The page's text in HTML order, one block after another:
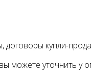
купли-
уточнить у